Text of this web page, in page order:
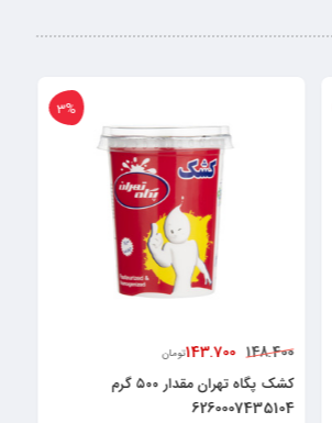
3%
148.400
143.700تومان
کشک پگاه تهران مقدار ۵۰۰ گرم
6260007435104